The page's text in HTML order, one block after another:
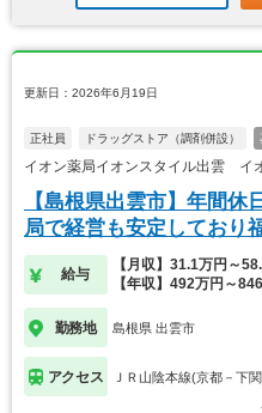
更新日：2026年6月19日
正社員 ドラッグストア（調剤併設）
イオン薬局イオンスタイル出雲 イ
【島根県出雲市】年間
局で経営も安定しており
給与
【月収】31.1万円～
【年収】492万円～
勤務地 島根県 出雲市
アクセス ＪＲ山陰本線(京都－下